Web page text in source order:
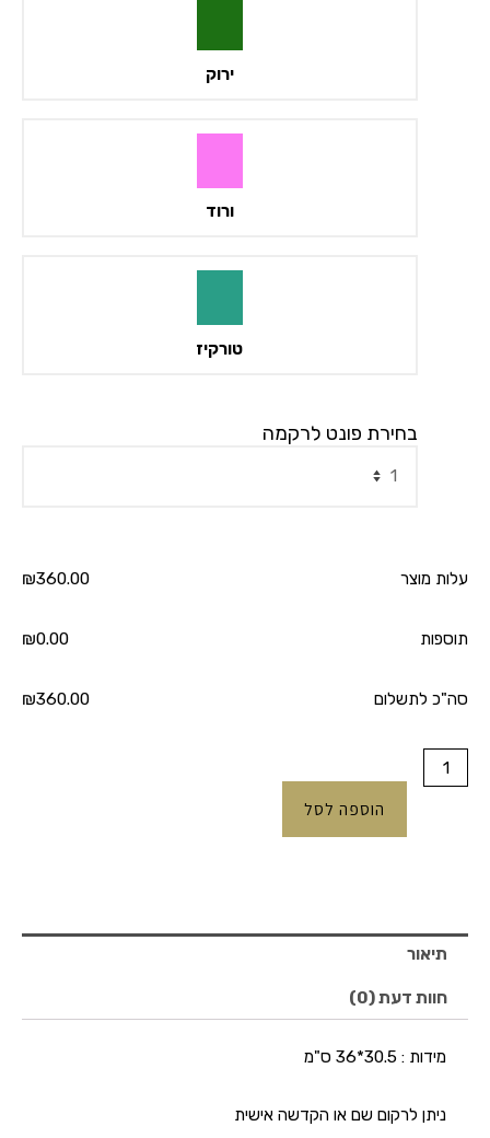
ירוק
ורוד
טורקיז
בחירת פונט לרקמה
עלות מוצר ₪360.00
תוספות ₪0.00
סה"כ לתשלום ₪360.00
הוספה לסל
תיאור
חוות דעת (0)
מידות : 30.5*36 ס"מ
ניתן לרקום שם או הקדשה אישית